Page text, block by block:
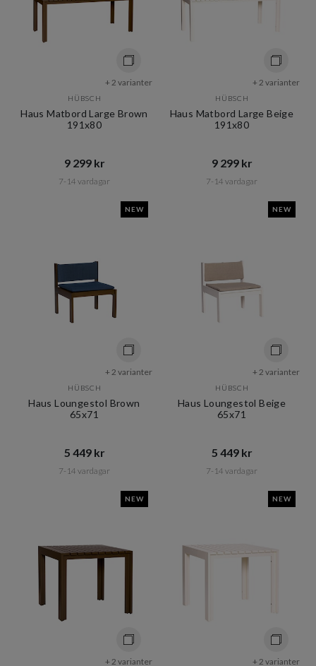
+ 2 varianter
HÜBSCH
Haus Matbord Large Brown
191x80
9 299 kr​​
7-14 vardagar
+ 2 varianter
HÜBSCH
Haus Matbord Large Beige
191x80
9 299 kr​​
7-14 vardagar
NEW
+ 2 varianter
HÜBSCH
Haus Loungestol Brown
65x71
5 449 kr​​
7-14 vardagar
NEW
+ 2 varianter
HÜBSCH
Haus Loungestol Beige
65x71
5 449 kr​​
7-14 vardagar
NEW
+ 2 varianter
NEW
+ 2 varianter